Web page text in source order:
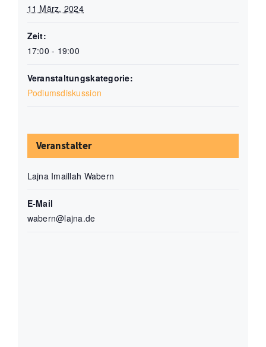
11 März, 2024
Zeit:
17:00 - 19:00
Veranstaltungskategorie:
Podiumsdiskussion
Veranstalter
Lajna Imaillah Wabern
E-Mail
wabern@lajna.de